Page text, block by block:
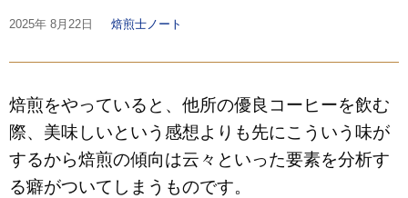
2025年 8月22日 焙煎士ノート
焙煎をやっていると、他所の優良コーヒーを飲む
際、美味しいという感想よりも先にこういう味が
するから焙煎の傾向は云々といった要素を分析す
る癖がついてしまうものです。